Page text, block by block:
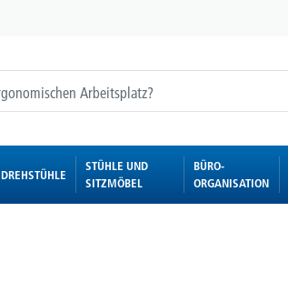
DREHSTÜHLE
STÜHLE UND
SITZMÖBEL
BÜRO-
ORGANISATION